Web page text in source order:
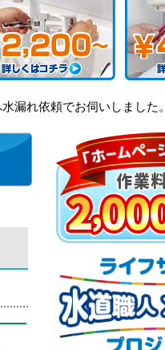
漏れ依頼でお伺いしました。